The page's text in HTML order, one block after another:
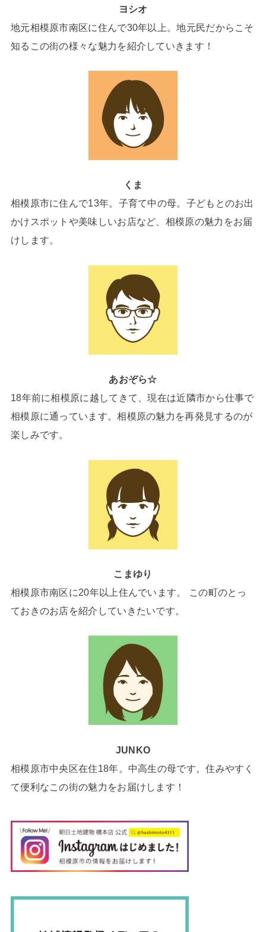
ヨシオ
地元相模原市南区に住んで30年以上。地元民だからこそ
知るこの街の様々な魅力を紹介していきます！
くま
相模原市に住んで13年。子育て中の母。子どもとのお出
かけスポットや美味しいお店など、相模原の魅力をお届
けします。
あおぞら☆
18年前に相模原に越してきて、現在は近隣市から仕事で
相模原に通っています。相模原の魅力を再発見するのが
楽しみです。
こまゆり
相模原市南区に20年以上住んでいます。 この町のとっ
ておきのお店を紹介していきたいです。
JUNKO
相模原市中央区在住18年。中高生の母です。住みやすく
て便利なこの街の魅力をお届けします！